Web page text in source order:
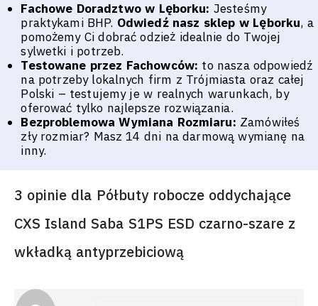
Fachowe Doradztwo w Lęborku: Jesteśmy
praktykami BHP. Odwiedź nasz sklep w Lęborku, a
pomożemy Ci dobrać odzież idealnie do Twojej
sylwetki i potrzeb.
Testowane przez Fachowców: to nasza odpowiedź
na potrzeby lokalnych firm z Trójmiasta oraz całej
Polski – testujemy je w realnych warunkach, by
oferować tylko najlepsze rozwiązania.
Bezproblemowa Wymiana Rozmiaru: Zamówiłeś
zły rozmiar? Masz 14 dni na darmową wymianę na
inny.
3 opinie dla Półbuty robocze oddychające
CXS Island Saba S1PS ESD czarno-szare z
wkładką antyprzebiciową